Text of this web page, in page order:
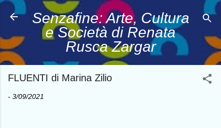
Passa ai contenuti principali
Senzafine: Arte, Cultura
e Società di Renata
Rusca Zargar
FLUENTI di Marina Zilio
- 3/09/2021